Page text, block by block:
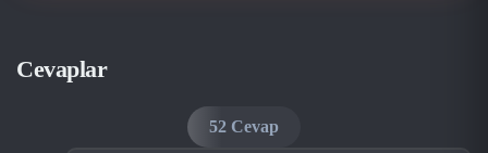
Cevaplar
52 Cevap